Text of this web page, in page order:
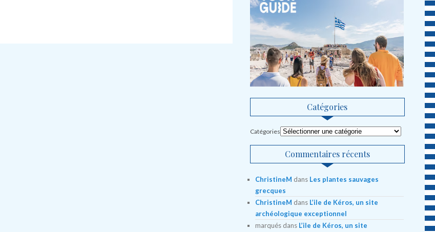
Catégories
Catégories
Commentaires récents
ChristineM dans Les plantes sauvages
grecques
ChristineM dans L’ile de Kéros, un site
archéologique exceptionnel
marquésdans L’ile de Kéros, un site